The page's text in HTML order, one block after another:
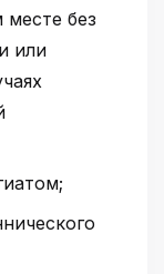
без
или